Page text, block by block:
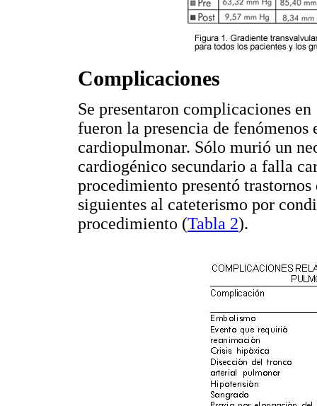
Complicaciones
Se presentaron complicaciones
fueron la presencia de
cardiopulmonar. Sólo murió un
cardiogénico secundario a falla
procedimiento presentó
siguientes al cateterismo por
procedimiento (Tabla 2).